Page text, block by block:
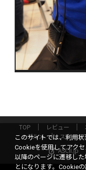
TOP レビュー
グルメ
スタート
ASCII.jp
このサイトでは、利用
Cookieを使用してアク
以降のページに遷移し
とになります。Cookie